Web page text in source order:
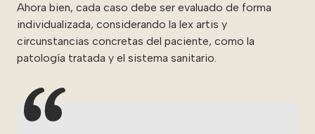
Ahora bien, cada caso debe ser evaluado de forma
individualizada, considerando la lex artis y
circunstancias concretas del paciente, como la
patología tratada y el sistema sanitario.